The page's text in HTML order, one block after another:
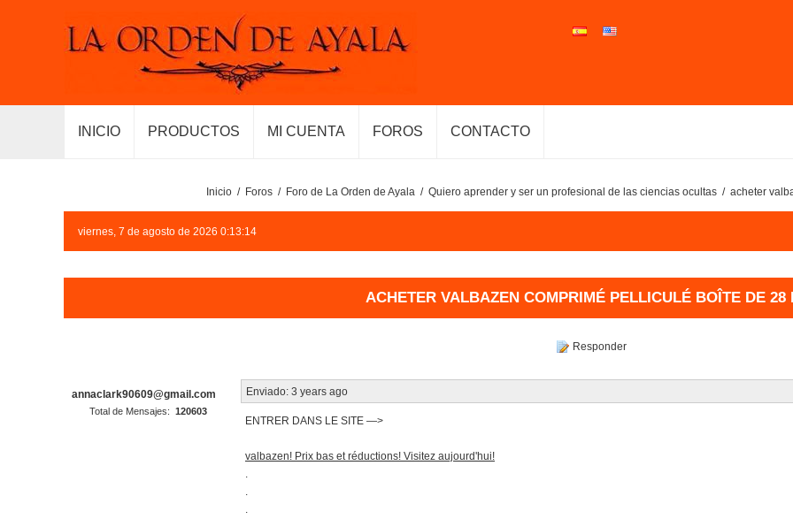
INICIO PRODUCTOS MI CUENTA FOROS CONTACTO
Inicio / Foros / Foro de La Orden de Ayala / Quiero aprender y ser un profesional de las ciencias ocultas / acheter
viernes, 7 de agosto de 2026 0:13:14
ACHETER VALBAZEN COMPRIMÉ PELLICULÉ BOÎTE DE 28
Responder
annaclark90609@gmail.com
Total de Mensajes: 120603
Enviado: 3 years ago
ENTRER DANS LE SITE —>
valbazen! Prix bas et réductions! Visitez aujourd'hui!
.
.
.